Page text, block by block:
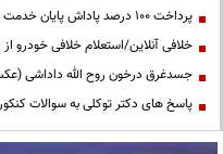
پرداخت ۱۰۰ درصد پاداش پایان خدمت فرهنگیان
خلافی آنلاین/استعلام خلافی خودرو
جسدغرق درخون روح الله داداشی
پاسخ های دکتر توکلی به سوالات